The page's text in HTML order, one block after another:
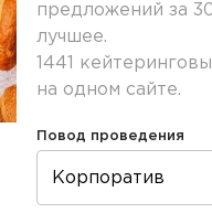
предложений за
лучшее.
1441
на одном сайте.
Повод проведения